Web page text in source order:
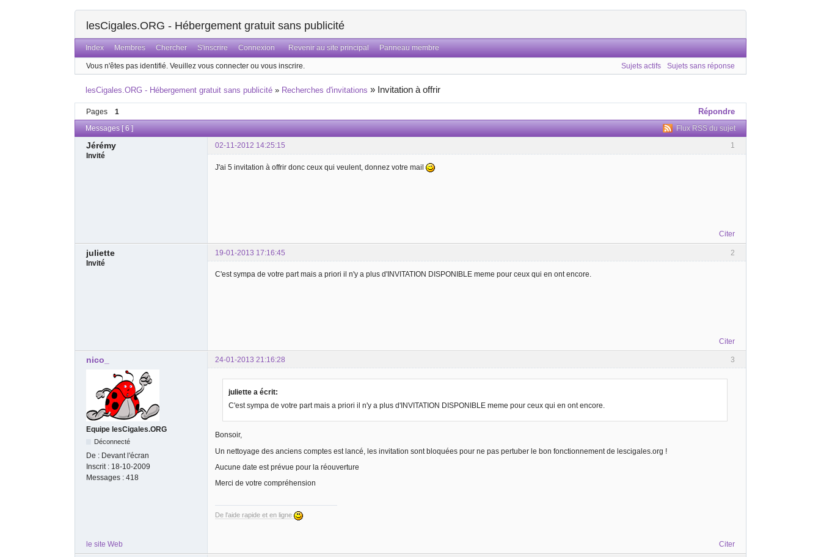
lesCigales.ORG - Hébergement gratuit sans publicité
Index Membres Chercher S'inscrire Connexion Revenir au site principal Panneau membre
Vous n'êtes pas identifié. Veuillez vous connecter ou vous inscrire. Sujets actifs Sujets sans réponse
lesCigales.ORG - Hébergement gratuit sans publicité » Recherches d'invitations » Invitation à offrir
Pages 1 Répondre
Flux RSS du sujet
Messages [ 6 ]
1
Jérémy
02-11-2012 14:25:15
Invité
J'ai 5 invitation à offrir donc ceux qui veulent, donnez votre mail
Citer
2
juliette
19-01-2013 17:16:45
Invité
C'est sympa de votre part mais a priori il n'y a plus d'INVITATION DISPONIBLE meme pour ceux qui en ont encore.
Citer
3
nico_ 24-01-2013 21:16:28
Equipe lesCigales.ORG
Déconnecté
De : Devant l'écran
Inscrit : 18-10-2009
Messages : 418
juliette a écrit:
C'est sympa de votre part mais a priori il n'y a plus d'INVITATION DISPONIBLE meme pour ceux qui en ont encore.
Bonsoir,
Un nettoyage des anciens comptes est lancé, les invitation sont bloquées pour ne pas pertuber le bon fonctionnement de lescigales.org !
Aucune date est prévue pour la réouverture
Merci de votre compréhension
De l'aide rapide et en ligne
le site Web Citer